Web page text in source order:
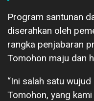
Program santunan
diserahkan oleh
rangka penjabaran
Tomohon maju dan
“Ini salah satu
Tomohon, yang